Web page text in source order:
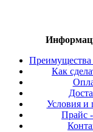
Преимущества
Как
Условия и
Прайс